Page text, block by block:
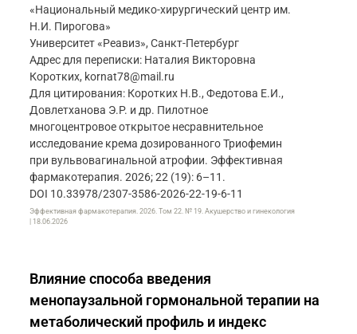
«Национальный медико-хирургический центр им.
Н.И. Пирогова»
Университет «Реавиз», Санкт-Петербург
Адрес для переписки: Наталия Викторовна
Коротких, kornat78@mail.ru
Для цитирования: Коротких Н.В., Федотова Е.И.,
Довлетханова Э.Р. и др. Пилотное
многоцентровое открытое несравнительное
исследование крема дозированного Триофемин
при вульвовагинальной атрофии. Эффективная
фармакотерапия. 2026; 22 (19): 6–11.
DOI 10.33978/2307-3586-2026-22-19-6-11
Эффективная фармакотерапия. 2026. Том 22. № 19. Акушерство и гинекология
| 18.06.2026
Влияние способа введения
менопаузальной гормональной терапии на
метаболический профиль и индекс